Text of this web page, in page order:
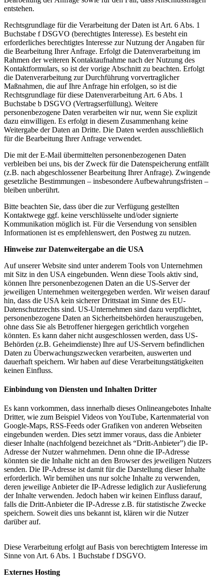
entstehen.
Rechtsgrundlage für die Verarbeitung der Daten ist Art. 6 Abs. 1
Buchstabe f DSGVO (berechtigtes Interesse). Es besteht ein
erforderliches berechtigtes Interesse zur Nutzung der Angaben für
die Bearbeitung Ihrer Anfrage. Erfolgt die Datenverarbeitung im
Rahmen der weiteren Kontaktaufnahme nach der Nutzung des
Kontaktformulars, so ist der vorige Abschnitt zu beachten. Erfolgt
die Datenverarbeitung zur Durchführung vorvertraglicher
Maßnahmen, die auf Ihre Anfrage hin erfolgen, so ist die
Rechtsgrundlage für diese Datenverarbeitung Art. 6 Abs. 1
Buchstabe b DSGVO (Vertragserfüllung). Weitere
personenbezogene Daten verarbeiten wir nur, wenn Sie explizit
dazu einwilligen. Es erfolgt in diesem Zusammenhang keine
Weitergabe der Daten an Dritte. Die Daten werden ausschließlich
für die Bearbeitung Ihrer Anfrage verwendet.
Die mit der E-Mail übermittelten personenbezogenen Daten
verbleiben bei uns, bis der Zweck für die Datenspeicherung entfällt
(z.B. nach abgeschlossener Bearbeitung Ihrer Anfrage). Zwingende
gesetzliche Bestimmungen – insbesondere Aufbewahrungsfristen –
bleiben unberührt.
Bitte beachten Sie, dass über die zur Verfügung gestellten
Kontaktwege ggf. keine verschlüsselte und/oder signierte
Kommunikation möglich ist. Für die Versendung von sensiblen
Informationen ist es empfehlenswert, den Postweg zu nutzen.
Hinweise zur Datenweitergabe an die USA
Auf unserer Website sind unter anderem Tools von Unternehmen
mit Sitz in den USA eingebunden. Wenn diese Tools aktiv sind,
können Ihre personenbezogenen Daten an die US-Server der
jeweiligen Unternehmen weitergegeben werden. Wir weisen darauf
hin, dass die USA kein sicherer Drittstaat im Sinne des EU-
Datenschutzrechts sind. US-Unternehmen sind dazu verpflichtet,
personenbezogene Daten an Sicherheitsbehörden herauszugeben,
ohne dass Sie als Betroffener hiergegen gerichtlich vorgehen
könnten. Es kann daher nicht ausgeschlossen werden, dass US-
Behörden (z.B. Geheimdienste) Ihre auf US-Servern befindlichen
Daten zu Überwachungszwecken verarbeiten, auswerten und
dauerhaft speichern. Wir haben auf diese Verarbeitungstätigkeiten
keinen Einfluss.
Einbindung von Diensten und Inhalten Dritter
Es kann vorkommen, dass innerhalb dieses Onlineangebotes Inhalte
Dritter, wie zum Beispiel Videos von YouTube, Kartenmaterial von
Google-Maps, RSS-Feeds oder Grafiken von anderen Webseiten
eingebunden werden. Dies setzt immer voraus, dass die Anbieter
dieser Inhalte (nachfolgend bezeichnet als “Dritt-Anbieter”) die IP-
Adresse der Nutzer wahrnehmen. Denn ohne die IP-Adresse
könnten sie die Inhalte nicht an den Browser des jeweiligen Nutzers
senden. Die IP-Adresse ist damit für die Darstellung dieser Inhalte
erforderlich. Wir bemühen uns nur solche Inhalte zu verwenden,
deren jeweilige Anbieter die IP-Adresse lediglich zur Auslieferung
der Inhalte verwenden. Jedoch haben wir keinen Einfluss darauf,
falls die Dritt-Anbieter die IP-Adresse z.B. für statistische Zwecke
speichern. Soweit dies uns bekannt ist, klären wir die Nutzer
darüber auf.
Diese Verarbeitung erfolgt auf Basis von berechtigtem Interesse im
Sinne von Art. 6 Abs. 1 Buchstabe f DSGVO.
Externes Hosting